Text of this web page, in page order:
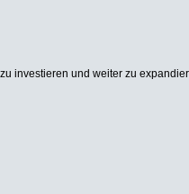
investieren und weiter zu